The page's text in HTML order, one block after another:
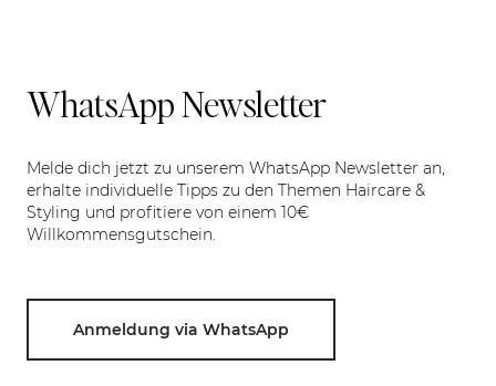
WhatsApp Newsletter
Melde dich jetzt zu unserem WhatsApp Newsletter an,
erhalte individuelle Tipps zu den Themen Haircare &
Styling und profitiere von einem 10€
Willkommensgutschein.
Anmeldung via WhatsApp